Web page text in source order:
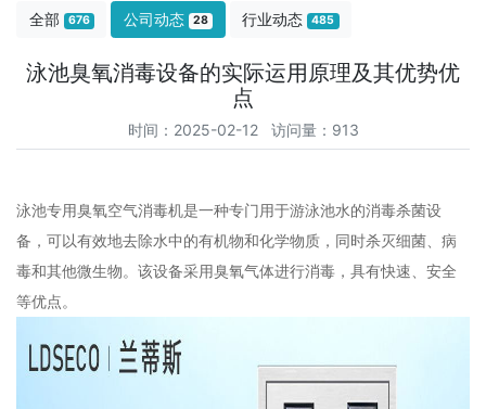
全部 676 公司动态 28 行业动态 485
泳池臭氧消毒设备的实际运用原理及其优势优
点
时间：2025-02-12 访问量：913
泳池专用臭氧空气消毒机是一种专门用于游泳池水的消毒杀菌设
备，可以有效地去除水中的有机物和化学物质，同时杀灭细菌、病
毒和其他微生物。该设备采用臭氧气体进行消毒，具有快速、安全
等优点。